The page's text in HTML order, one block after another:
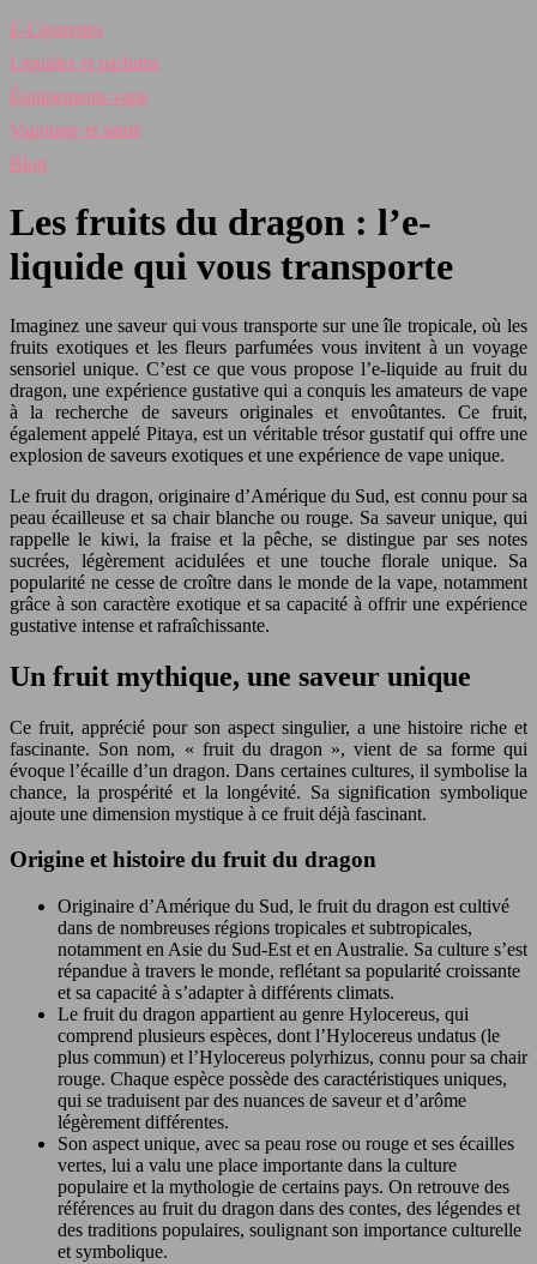
E-Cigarettes
Liquides et parfums
Équipements vape
Vapotage et santé
Blog
Les fruits du dragon : l’e-
liquide qui vous transporte
Imaginez une saveur qui vous transporte sur une île tropicale, où les
fruits exotiques et les fleurs parfumées vous invitent à un voyage
sensoriel unique. C’est ce que vous propose l’e-liquide au fruit du
dragon, une expérience gustative qui a conquis les amateurs de vape
à la recherche de saveurs originales et envoûtantes. Ce fruit,
également appelé Pitaya, est un véritable trésor gustatif qui offre une
explosion de saveurs exotiques et une expérience de vape unique.
Le fruit du dragon, originaire d’Amérique du Sud, est connu pour sa
peau écailleuse et sa chair blanche ou rouge. Sa saveur unique, qui
rappelle le kiwi, la fraise et la pêche, se distingue par ses notes
sucrées, légèrement acidulées et une touche florale unique. Sa
popularité ne cesse de croître dans le monde de la vape, notamment
grâce à son caractère exotique et sa capacité à offrir une expérience
gustative intense et rafraîchissante.
Un fruit mythique, une saveur unique
Ce fruit, apprécié pour son aspect singulier, a une histoire riche et
fascinante. Son nom, « fruit du dragon », vient de sa forme qui
évoque l’écaille d’un dragon. Dans certaines cultures, il symbolise la
chance, la prospérité et la longévité. Sa signification symbolique
ajoute une dimension mystique à ce fruit déjà fascinant.
Origine et histoire du fruit du dragon
Originaire d’Amérique du Sud, le fruit du dragon est cultivé
dans de nombreuses régions tropicales et subtropicales,
notamment en Asie du Sud-Est et en Australie. Sa culture s’est
répandue à travers le monde, reflétant sa popularité croissante
et sa capacité à s’adapter à différents climats.
Le fruit du dragon appartient au genre Hylocereus, qui
comprend plusieurs espèces, dont l’Hylocereus undatus (le
plus commun) et l’Hylocereus polyrhizus, connu pour sa chair
rouge. Chaque espèce possède des caractéristiques uniques,
qui se traduisent par des nuances de saveur et d’arôme
légèrement différentes.
Son aspect unique, avec sa peau rose ou rouge et ses écailles
vertes, lui a valu une place importante dans la culture
populaire et la mythologie de certains pays. On retrouve des
références au fruit du dragon dans des contes, des légendes et
des traditions populaires, soulignant son importance culturelle
et symbolique.